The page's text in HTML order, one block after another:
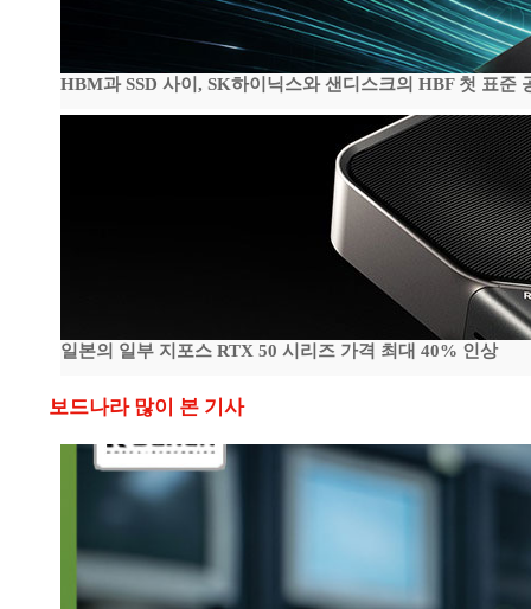
HBM과 SSD 사이, SK하이닉스와 샌디스크의 HBF 첫 표준
일본의 일부 지포스 RTX 50 시리즈 가격 최대 40% 인상
보드나라 많이 본 기사